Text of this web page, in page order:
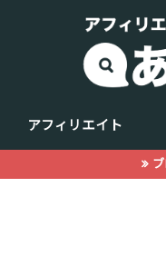
アフィリエイト
商品（ジャンル選定）